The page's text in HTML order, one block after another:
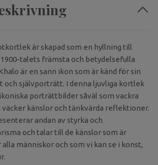
är skapad som en hyllning till
1900-talets främsta och betydelsefulla
är en sann ikon som är känd för sin
och självporträtt. I denna ljuvliga kortlek
porträttbilder såväl som vackra
känslor och tänkvärda reflektioner.
andan av styrka och
och talar till de känslor som är
människor och som vi kan se i konst,